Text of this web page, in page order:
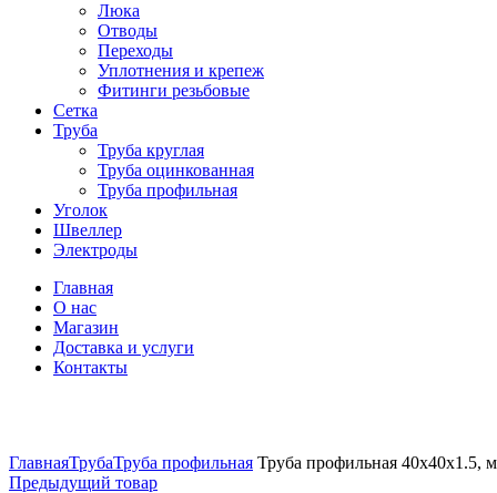
Люка
Отводы
Переходы
Уплотнения и крепеж
Фитинги резьбовые
Сетка
Труба
Труба круглая
Труба оцинкованная
Труба профильная
Уголок
Швеллер
Электроды
Главная
О нас
Магазин
Доставка и услуги
Контакты
ГлавнаяТрубаТруба профильная Труба профильная 40х40х1.5,
Предыдущий товар